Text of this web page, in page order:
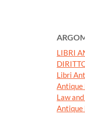
LIBRI
Libri
Antique
Law
Antique